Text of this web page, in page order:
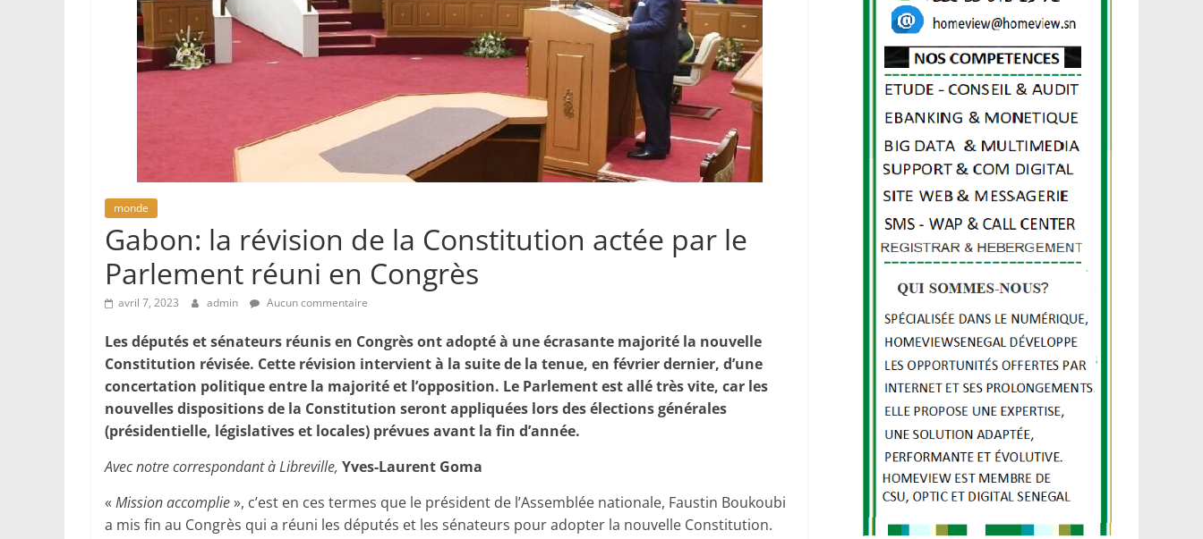
monde
Gabon: la révision de la Constitution actée par le
Parlement réuni en Congrès
avril 7, 2023 admin Aucun commentaire
Les députés et sénateurs réunis en Congrès ont adopté à une écrasante majorité la nouvelle
Constitution révisée. Cette révision intervient à la suite de la tenue, en février dernier, d’une
concertation politique entre la majorité et l’opposition. Le Parlement est allé très vite, car les
nouvelles dispositions de la Constitution seront appliquées lors des élections générales
(présidentielle, législatives et locales) prévues avant la fin d’année.
Avec notre correspondant à Libreville, Yves-Laurent Goma
« Mission accomplie», c’est en ces termes que le président de l’Assemblée nationale, Faustin Boukoubi
a mis fin au Congrès qui a réuni les députés et les sénateurs pour adopter la nouvelle Constitution.